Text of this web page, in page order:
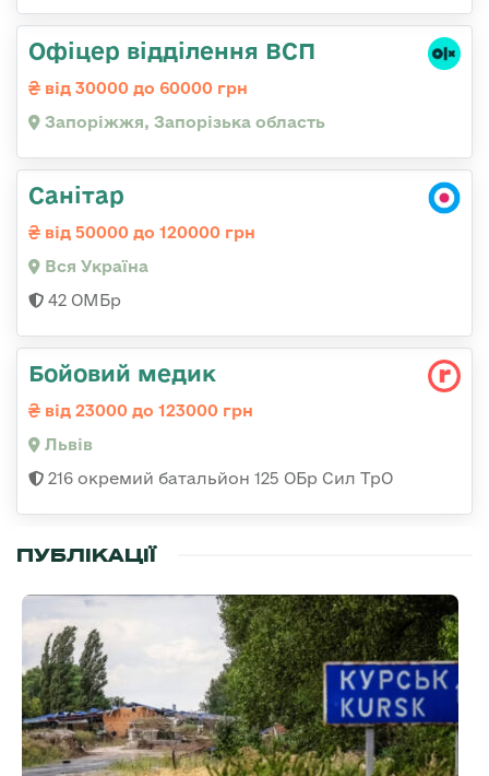
Офіцер відділення ВСП
від 30000 до 60000 грн
Запоріжжя, Запорізька область
Санітар
від 50000 до 120000 грн
Вся Україна
42 ОМБр
Бойовий медик
від 23000 до 123000 грн
Львів
216 окремий батальйон 125 ОБр Сил ТрО
ПУБЛІКАЦІЇ